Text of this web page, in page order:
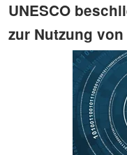
UNESCO
zur Nutzung von